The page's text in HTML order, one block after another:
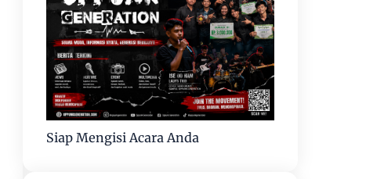
Siap Mengisi Acara Anda